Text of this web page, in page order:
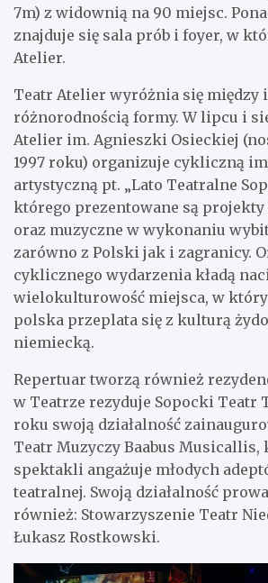
7m) z widownią na 90 miejsc.
znajduje się sala prób i foyer, w
Atelier.
Teatr Atelier wyróżnia się między
różnorodnością formy. W lipcu i
Atelier im. Agnieszki Osieckiej
1997 roku) organizuje cykliczną
artystyczną pt. „Lato Teatralne
którego prezentowane są projekty
oraz muzyczne w wykonaniu
zarówno z Polski jak i zagranicy.
cyklicznego wydarzenia kładą
wielokulturowość miejsca, w
polska przeplata się z kulturą
niemiecką.
Repertuar tworzą również
w Teatrze rezyduje Sopocki Teatr
roku swoją działalność
Teatr Muzyczy Baabus
spektakli angażuje młodych
teatralnej. Swoją działalność
również: Stowarzyszenie Teatr
Łukasz Rostkowski.